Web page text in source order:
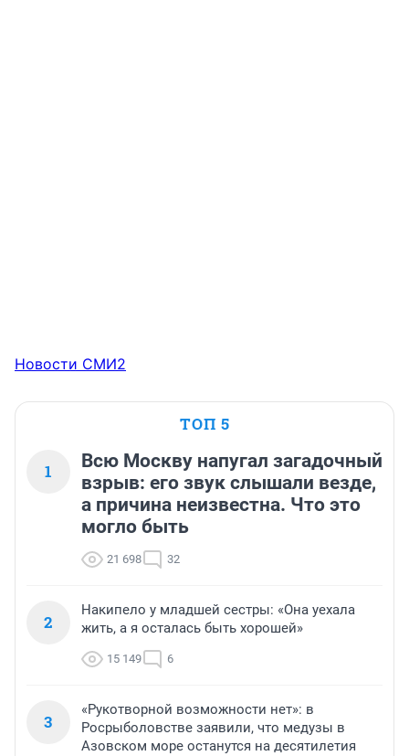
Новости СМИ2
ТОП 5
1
Всю Москву напугал загадочный
взрыв: его звук слышали везде,
а причина неизвестна. Что это
могло быть
21 698 32
2
Накипело у младшей сестры: «Она уехала
жить, а я осталась быть хорошей»
15 149 6
3
«Рукотворной возможности нет»: в
Росрыболовстве заявили, что медузы в
Азовском море останутся на десятилетия